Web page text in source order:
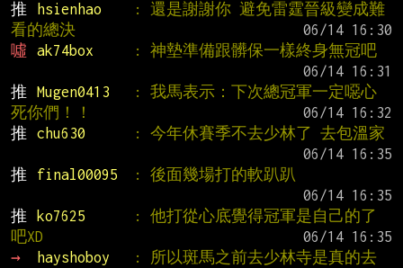
推 hsienhao
: 還是謝謝你 避免雷霆晉級變成難
看的總決
噓
ak74box
: 神墊準備跟髒保一樣終身無冠吧
推
Mugen0413
: 我馬表示：下次總冠軍一定噁心
死你們！！
推
chu630
: 今年休賽季不去少林了 去包溫家
推
final00095
: 後面幾場打的軟趴趴
推
ko7625
: 他打從心底覺得冠軍是自己的了
吧XD
→
hayshoboy
: 所以斑馬之前去少林寺是真的去